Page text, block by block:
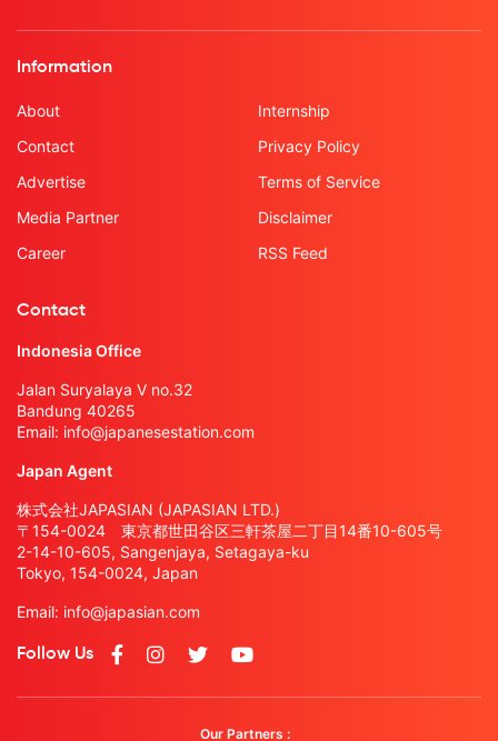
Information
About
Contact
Advertise
Media Partner
Career
Internship
Privacy Policy
Terms of Service
Disclaimer
RSS Feed
Contact
Indonesia Office
Jalan Suryalaya V no.32
Bandung 40265
Email: info@japanesestation.com
Japan Agent
株式会社JAPASIAN (JAPASIAN LTD.)
〒154-0024 東京都世田谷区三軒茶屋二丁目14番10-605号
2-14-10-605, Sangenjaya, Setagaya-ku
Tokyo, 154-0024, Japan
Email: info@japasian.com
Follow Us
Our Partners :